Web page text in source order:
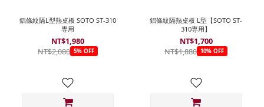
鋁條紋隔L型熱桌板 SOTO ST-310
専用
NT$1,980
NT$2,080 5% OFF
鋁條紋隔熱桌板 L型【SOTO ST-
310専用】
NT$1,700
NT$1,880 10% OFF